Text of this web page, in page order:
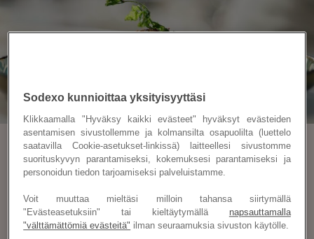
Ruoka on tie sydämeen –
yritysjuhlissakin
Oli suunnitelmissa pikkujoulut, vuosijuhlat,
cocktailtilaisuus, seminaari, tuotelanseeraus tai
Sodexo kunnioittaa yksityisyyttäsi
Klikkaamalla "Hyväksy kaikki evästeet" hyväksyt evästeiden
asentamisen sivustollemme ja kolmansilta osapuolilta (luettelo
saatavilla Cookie-asetukset-linkissä) laitteellesi sivustomme
suorituskyvyn parantamiseksi, kokemuksesi parantamiseksi ja
personoidun tiedon tarjoamiseksi palveluistamme.
Voit muuttaa mieltäsi milloin tahansa siirtymällä
"Evästeasetuksiin" tai kieltäytymällä napsauttamalla
"välttämättömiä evästeitä" ilman seuraamuksia sivuston käytölle.